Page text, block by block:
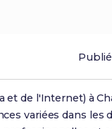
et de l'Internet) à
variées dans les